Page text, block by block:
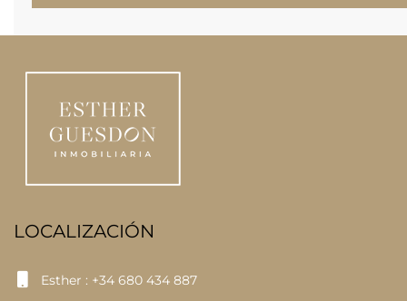
LOCALIZACIÓN
Esther : +34 680 434 887